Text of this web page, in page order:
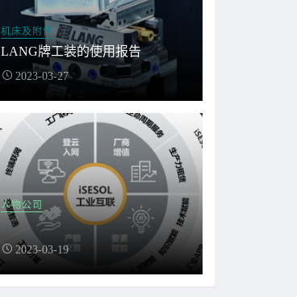
机床及附件
LANG牌工装的使用报告
2023-03-27
人物公司
2023-03-19